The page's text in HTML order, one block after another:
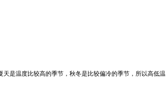
是温度比较高的季节，秋冬是比较偏冷的季节，所以高低温